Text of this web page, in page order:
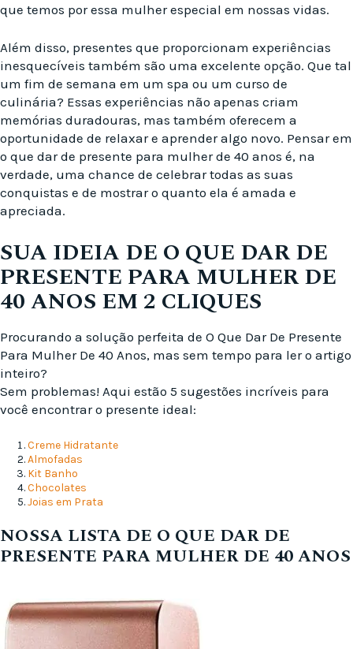
que temos por essa mulher especial em nossas vidas.
Além disso, presentes que proporcionam experiências
inesquecíveis também são uma excelente opção. Que tal
um fim de semana em um spa ou um curso de
culinária? Essas experiências não apenas criam
memórias duradouras, mas também oferecem a
oportunidade de relaxar e aprender algo novo. Pensar em
o que dar de presente para mulher de 40 anos é, na
verdade, uma chance de celebrar todas as suas
conquistas e de mostrar o quanto ela é amada e
apreciada.
SUA IDEIA DE O QUE DAR DE
PRESENTE PARA MULHER DE
40 ANOS EM 2 CLIQUES
Procurando a solução perfeita de O Que Dar De Presente
Para Mulher De 40 Anos, mas sem tempo para ler o artigo
inteiro?
Sem problemas! Aqui estão 5 sugestões incríveis para
você encontrar o presente ideal:
Creme Hidratante
Almofadas
Kit Banho
Chocolates
Joias em Prata
NOSSA LISTA DE O QUE DAR DE
PRESENTE PARA MULHER DE 40 ANOS